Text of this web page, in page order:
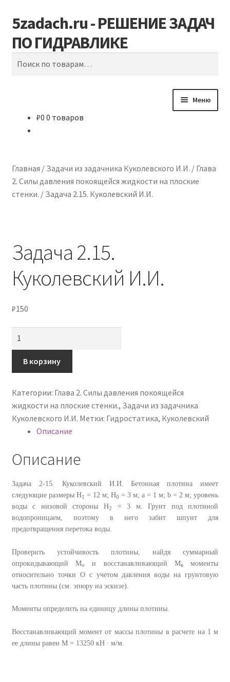
Перейти
к
навигации
Перейти
к
содержимому
5zadach.ru - РЕШЕНИЕ ЗАДАЧ
ПО ГИДРАВЛИКЕ
Поиск
Меню
Карта сайта
Оформление заказа
Политика конфиденциальности
₽0 0 товаров
Главная / Задачи из задачника Куколевского И.И. / Глава
2. Силы давления покоящейся жидкости на плоские
стенки. / Задача 2.15. Куколевский И.И.
Задача 2.15.
Куколевский И.И.
₽150
Задача
2.15.
И.И.
В корзину
Категории: Глава 2. Силы давления покоящейся
жидкости на плоские стенки., Задачи из задачника
Куколевского И.И. Метки: Гидростатика, Куколевский
Описание
Описание
Задача 2-15. Куколевский И.И. Бетонная плотина имеет
следующие размеры H1 = 12 м; H0 = 3 м; a = 1 м; b = 2 м; уровень
воды с низовой стороны H2
= 3 м. Грунт под плотиной
водопроницаем, поэтому в него забит шпунт для
предотвращения перетока воды.
Проверить устойчивость плотины, найдя суммарный
опрокидывающий Mо и восстанавливающий Mв
моменты
относительно точки O с учетом давления воды на грунтовую
часть плотины (см. эпюру на эскизе).
Моменты определить на единицу длины плотины.
Восстанавливающий момент от массы плотины в расчете на 1 м
ее длины равен M = 13250 кН ∙ м/м.